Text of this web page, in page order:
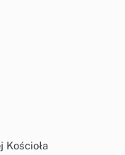
Kościoła